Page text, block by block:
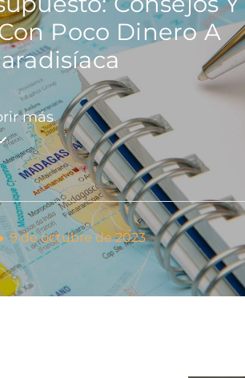
Poco Dinero A
más
9 de octubre de 2023